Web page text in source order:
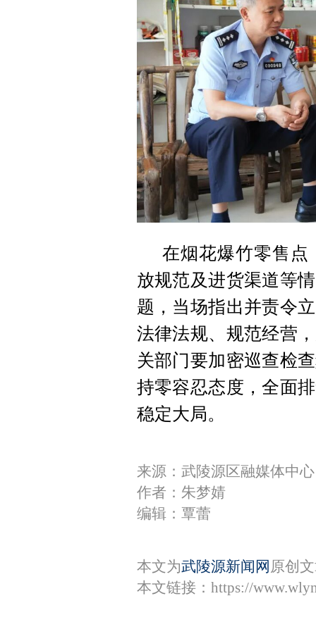
在烟花爆竹零售点
放规范及进货渠道等
题，当场指出并责令
法律法规、规范经营
关部门要加密巡查检
持零容忍态度，全面
稳定大局。
来源：​武陵源区融媒体中心
作者：朱梦婧
编辑：覃蕾
本文为武陵源新闻网 原创
本文链接： https://